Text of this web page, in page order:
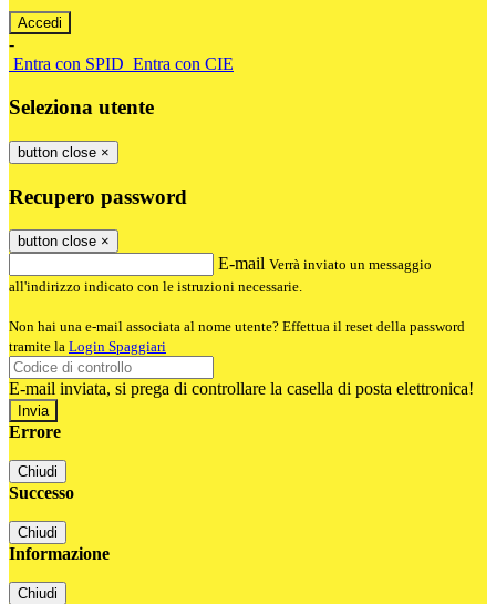
-
Entra con SPID Entra con CIE
Seleziona utente
button close ×
Recupero password
button close ×
E-mail Verrà inviato un messaggio
all'indirizzo indicato con le istruzioni necessarie.
Non hai una e-mail associata al nome utente? Effettua il reset della password
tramite la Login Spaggiari
E-mail inviata, si prega di controllare la casella di posta elettronica!
Errore
Chiudi
Successo
Chiudi
Informazione
Chiudi